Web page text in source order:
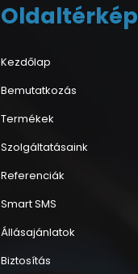
Oldaltérkép
Kezdőlap
Bemutatkozás
Termékek
Szolgáltatásaink
Referenciák
Smart SMS
Állásajánlatok
Biztosítás